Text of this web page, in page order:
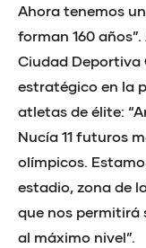
Ahora tenemos
forman 160
Ciudad Deportiva
estratégico en la
atletas de élite:
Nucía 11 futuros
olímpicos.
estadio, zona de
que nos permitirá
al máximo nivel”.